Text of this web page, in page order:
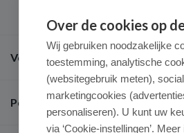
Veel gestelde vragen
Populaire merken
Over de cookies op
Wij gebruiken noodzakelijke
toestemming, analytische
(websitegebruik meten),
marketingcookies
personaliseren). U kunt uw
via ‘Cookie-instellingen’.